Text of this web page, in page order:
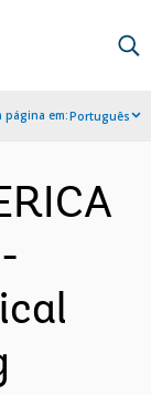
página em:Português